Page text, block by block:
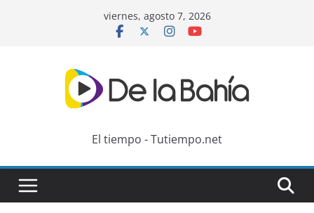
viernes, agosto 7, 2026
El tiempo - Tutiempo.net